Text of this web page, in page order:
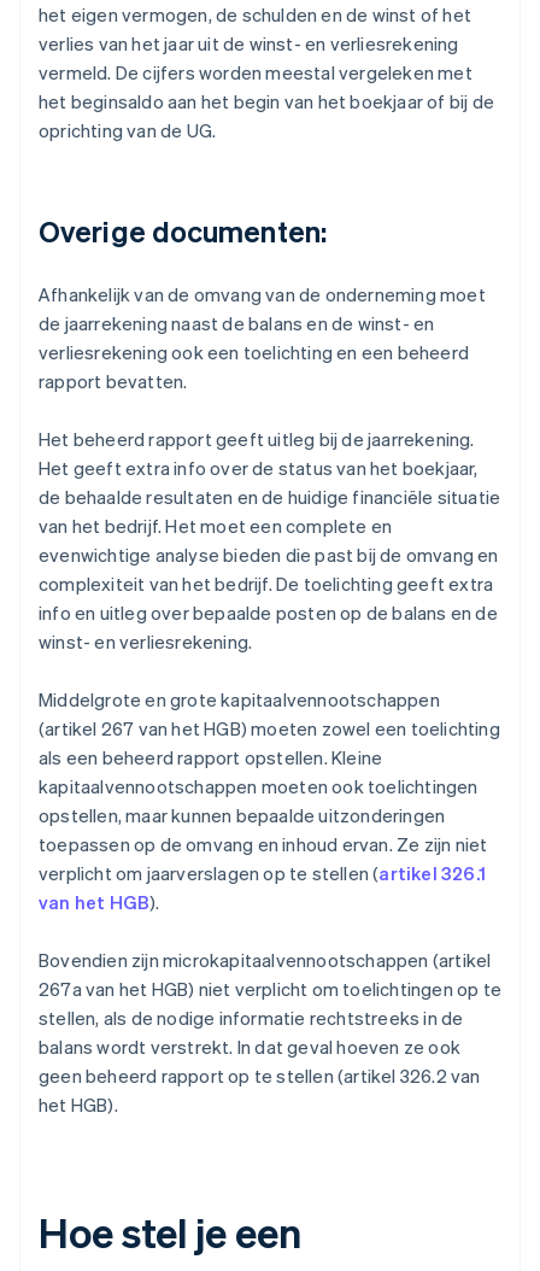
het eigen vermogen, de schulden en de winst of het
verlies van het jaar uit de winst- en verliesrekening
vermeld. De cijfers worden meestal vergeleken met
het beginsaldo aan het begin van het boekjaar of bij de
oprichting van de UG.
Overige documenten:
Afhankelijk van de omvang van de onderneming moet
de jaarrekening naast de balans en de winst- en
verliesrekening ook een toelichting en een beheerd
rapport bevatten.
Het beheerd rapport geeft uitleg bij de jaarrekening.
Het geeft extra info over de status van het boekjaar,
de behaalde resultaten en de huidige financiële situatie
van het bedrijf. Het moet een complete en
evenwichtige analyse bieden die past bij de omvang en
complexiteit van het bedrijf. De toelichting geeft extra
info en uitleg over bepaalde posten op de balans en de
winst- en verliesrekening.
Middelgrote en grote kapitaalvennootschappen
(artikel 267 van het HGB) moeten zowel een toelichting
als een beheerd rapport opstellen. Kleine
kapitaalvennootschappen moeten ook toelichtingen
opstellen, maar kunnen bepaalde uitzonderingen
toepassen op de omvang en inhoud ervan. Ze zijn niet
verplicht om jaarverslagen op te stellen (artikel 326.1
van het HGB).
Bovendien zijn microkapitaalvennootschappen (artikel
267a van het HGB) niet verplicht om toelichtingen op te
stellen, als de nodige informatie rechtstreeks in de
balans wordt verstrekt. In dat geval hoeven ze ook
geen beheerd rapport op te stellen (artikel 326.2 van
het HGB).
Hoe stel je een